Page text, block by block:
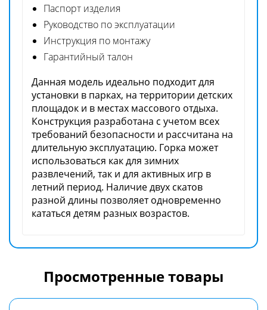
Паспорт изделия
Руководство по эксплуатации
Инструкция по монтажу
Гарантийный талон
Данная модель идеально подходит для
установки в парках, на территории детских
площадок и в местах массового отдыха.
Конструкция разработана с учетом всех
требований безопасности и рассчитана на
длительную эксплуатацию. Горка может
использоваться как для зимних
развлечений, так и для активных игр в
летний период. Наличие двух скатов
разной длины позволяет одновременно
кататься детям разных возрастов.
Просмотренные товары